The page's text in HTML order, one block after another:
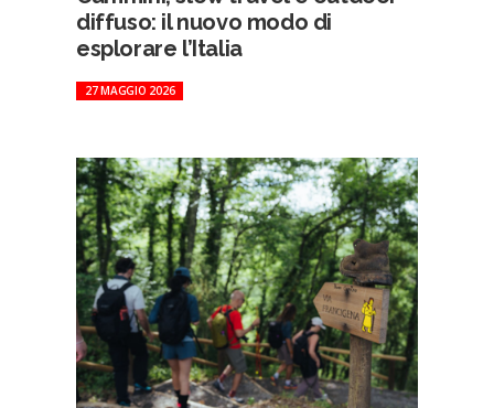
diffuso: il nuovo modo di
esplorare l’Italia
27 MAGGIO 2026